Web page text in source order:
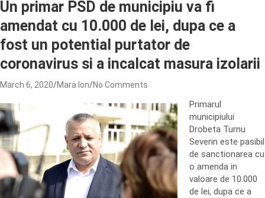
Un primar PSD de municipiu va fi
amendat cu 10.000 de lei, dupa ce a
fost un potential purtator de
coronavirus si a incalcat masura izolarii
March 6, 2020 Mara Ion No Comments
Primarul
municipiului
Drobeta Turnu
Severin este pasibil
de sanctionarea cu
o amenda in
valoare de 10.000
de lei, dupa ce a